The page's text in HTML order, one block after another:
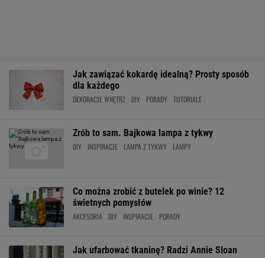
Jak zawiązać kokardę idealną? Prosty sposób
dla każdego
DEKORACJE WNĘTRZ DIY PORADY TUTORIALE
Zrób to sam. Bajkowa lampa z tykwy
DIY INSPIRACJE LAMPA Z TYKWY LAMPY
Co można zrobić z butelek po winie? 12
świetnych pomysłów
AKCESORIA DIY INSPIRACJE PORADY
Jak ufarbować tkaninę? Radzi Annie Sloan